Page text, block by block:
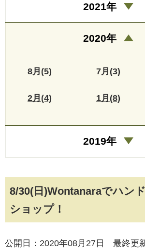
8/30(日)Wontanaraでハン
ショップ！
公開日：2020年08月27日 最終更
2021年
2020年
8月(5) 7月(3)
2月(4) 1月(8)
2019年